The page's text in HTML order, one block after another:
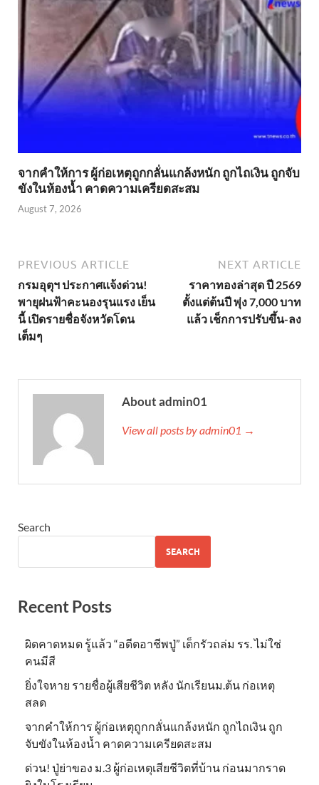
จากคำให้การ ผู้ก่อเหตุถูกกลั่นแกล้งหนัก ถูกไถเงิน ถูกจับ
ขังในห้องน้ำ คาดความเครียดสะสม
August 7, 2026
PREVIOUS ARTICLE
กรมอุตุฯ ประกาศเเจ้งด่วน!
พายุฝนฟ้าคะนองรุนแรง เย็น
นี้ เปิดรายชื่อจังหวัดโดน
เต็มๆ
NEXT ARTICLE
ราคาทองล่าสุด ปี 2569
ตั้งแต่ต้นปี พุ่ง 7,000 บาท
แล้ว เช็กการปรับขึ้น-ลง
About admin01
View all posts by admin01 →
Search
SEARCH
Recent Posts
ผิดคาดหมด รู้แล้ว “อดีตอาชีพปู่” เด็กรัวถล่ม รร. ไม่ใช่
คนมีสี
ยิ่งใจหาย รายชื่อผู้เสียชีวิต หลัง นักเรียนม.ต้น ก่อเหตุ
สลด
จากคำให้การ ผู้ก่อเหตุถูกกลั่นแกล้งหนัก ถูกไถเงิน ถูก
จับขังในห้องน้ำ คาดความเครียดสะสม
ด่วน! ปู่ย่าของ ม.3 ผู้ก่อเหตุเสียชีวิตที่บ้าน ก่อนมากราด